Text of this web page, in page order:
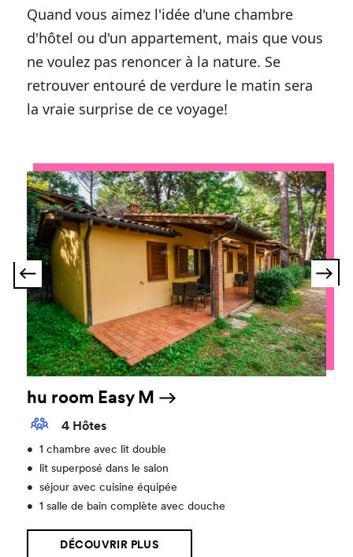
Quand vous aimez l'idée d'une chambre
d'hôtel ou d'un appartement, mais que vous
ne voulez pas renoncer à la nature. Se
retrouver entouré de verdure le matin sera
la vraie surprise de ce voyage!
hu room Easy M
4 Hôtes
•
1 chambre avec lit double
•
lit superposé dans le salon
•
séjour avec cuisine équipée
•
1 salle de bain complète avec douche
DÉCOUVRIR PLUS